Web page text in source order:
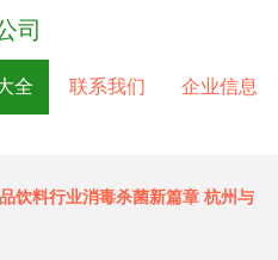
司
全 联系我们 企业信息
饮料行业消毒杀菌新篇章 杭州与